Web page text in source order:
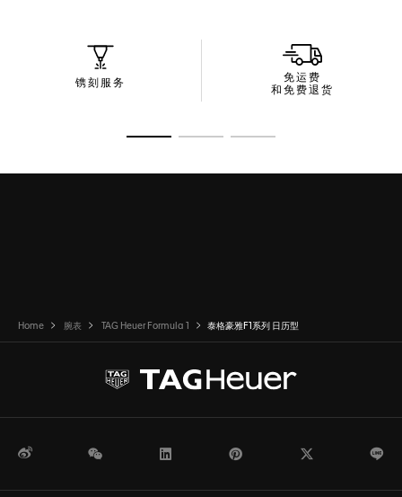
镌刻服务
免运费
和免费退货
Home 腕表 TAG Heuer Formula 1 泰格豪雅F1系列 日历型
微博 WeChat Pinterest